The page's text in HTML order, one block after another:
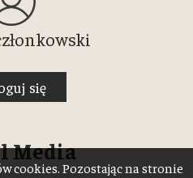
się
Media
cookies. Pozostając na stronie